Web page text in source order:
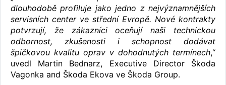
dlouhodobě profiluje jako jedno z nejvýznamnějších
servisních center ve střední Evropě. Nové kontrakty
potvrzují, že zákazníci oceňují naši technickou
odbornost, zkušenosti i schopnost dodávat
špičkovou kvalitu oprav v dohodnutých termínech,“
uvedl Martin Bednarz, Executive Director Škoda
Vagonka and Škoda Ekova ve Škoda Group.